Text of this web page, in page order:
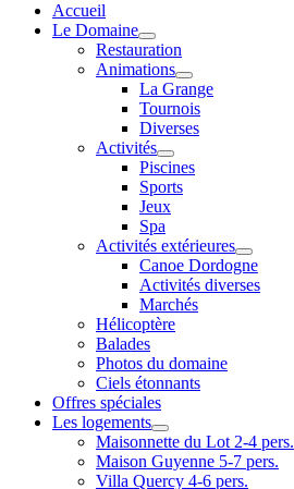
Accueil
Le Domaine
Restauration
Animations
La Grange
Tournois
Diverses
Activités
Piscines
Sports
Jeux
Spa
Activités extérieures
Canoe Dordogne
Activités diverses
Marchés
Hélicoptère
Balades
Photos du domaine
Ciels étonnants
Offres spéciales
Les logements
Maisonnette du Lot 2-4 pers.
Maison Guyenne 5-7 pers.
Villa Quercy 4-6 pers.